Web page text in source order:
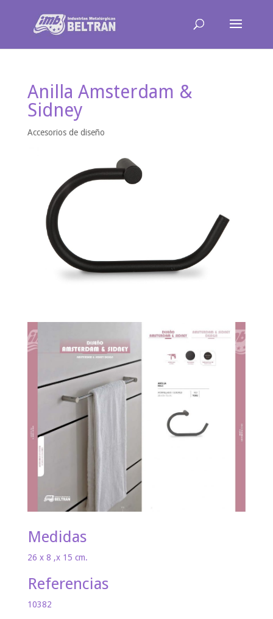
Anilla Amsterdam &
Sidney
Accesorios de diseño
Medidas
26 x 8 ,x 15 cm.
Referencias
10382